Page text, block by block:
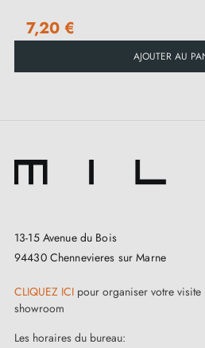
7,20 €
AJOUTER AU
13-15 Avenue du Bois
94430 Chennevieres sur Marne
CLIQUEZ ICI pour organiser votre
showroom
Les horaires du bureau: